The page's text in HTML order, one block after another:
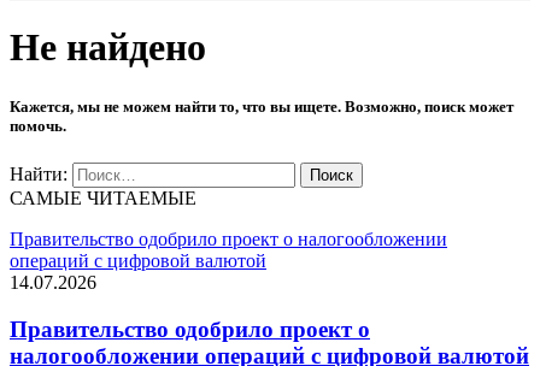
Не найдено
Кажется, мы не можем найти то, что вы ищете. Возможно, поиск может
помочь.
Найти:
САМЫЕ ЧИТАЕМЫЕ
Правительство одобрило проект о налогообложении
операций с цифровой валютой
14.07.2026
Правительство одобрило проект о
налогообложении операций с цифровой валютой